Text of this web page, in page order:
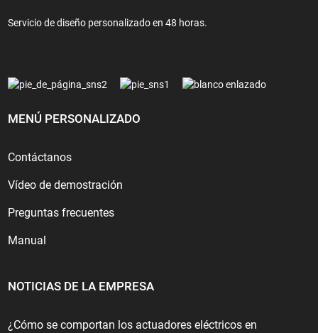
Servicio de diseño personalizado en 48 horas.
MENÚ PERSONALIZADO
Contáctanos
Vídeo de demostración
Preguntas frecuentes
Manual
NOTICIAS DE LA EMPRESA
¿Cómo se comportan los actuadores eléctricos en